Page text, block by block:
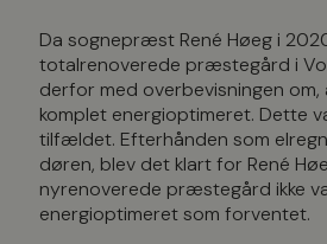
Da sognepræst René Høeg i
totalrenoverede præstegård i
derfor med overbevisningen om,
komplet energioptimeret. Dette
tilfældet. Efterhånden som
døren, blev det klart for René
nyrenoverede præstegård ikke
energioptimeret som forventet.